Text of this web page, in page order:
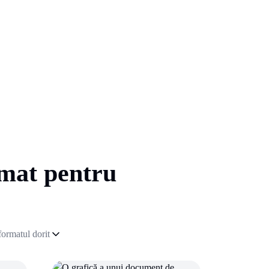
pentru
dorit